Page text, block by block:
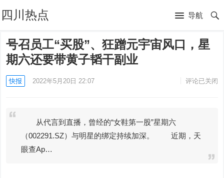
四川热点 导航
号召员工“买股”、狂蹭元宇宙风口，星
期六还要带黄子韬干副业
快报 2022年5月20日 22:07 评论已关闭
从代言到直播，曾经的“女鞋第一股”星期六
（002291.SZ）与明星的绑定持续加深。 近期，天
眼查Ap…